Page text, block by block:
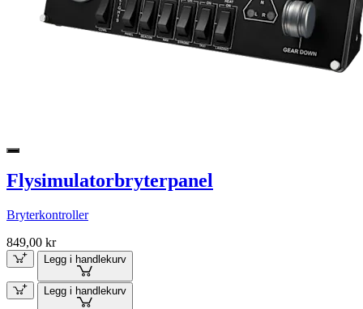
Flysimulatorbryterpanel
Bryterkontroller
849,00 kr
Legg i handlekurv
Legg i handlekurv